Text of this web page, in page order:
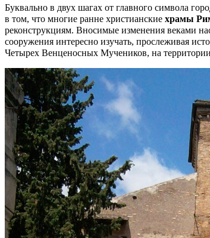
Буквально в двух шагах от главного символа
в том, что многие ранне христианские храмы
реконструкциям. Вносимые изменения веками
сооружения интересно изучать, прослеживая
Четырех Венценосных Мучеников, на